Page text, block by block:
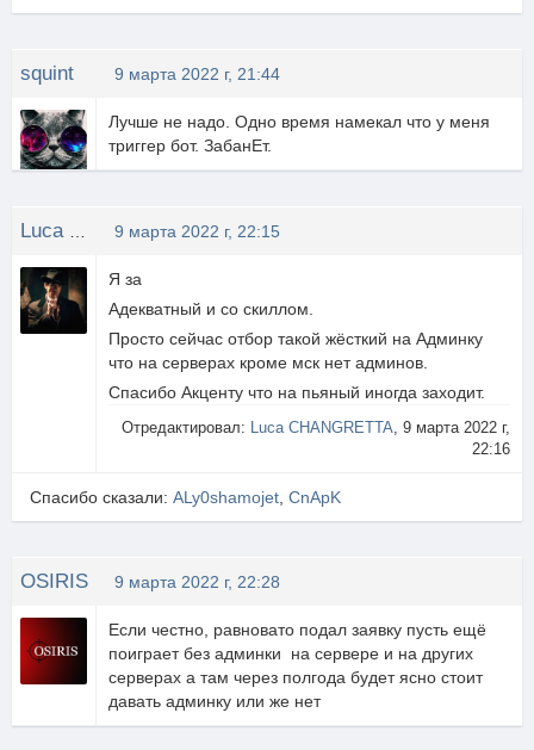
squint 9 марта 2022 г, 21:44
Лучше не надо. Одно время намекал что у меня
триггер бот. ЗабанЕт.
9 марта 2022 г, 22:15
Я за
Адекватный и со скиллом.
Просто сейчас отбор такой жёсткий на Админку
что на серверах кроме мск нет админов.
Спасибо Акценту что на пьяный иногда заходит.
Отредактировал: Luca CHANGRETTA, 9 марта 2022 г,
22:16
Спасибо сказали: ALy0shamojet CnApK
OSIRIS 9 марта 2022 г, 22:28
Если честно, равновато подал заявку пусть ещё
поиграет без админки на сервере и на других
серверах а там через полгода будет ясно стоит
давать админку или же нет